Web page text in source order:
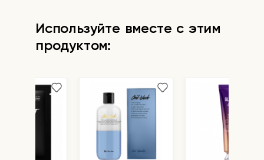
Используйте вместе с этим
продуктом: